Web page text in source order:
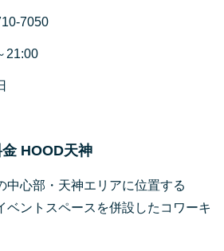
7050
21:00
HOOD天神
中心部・天神エリアに位置する
ベントスペースを併設したコワーキ